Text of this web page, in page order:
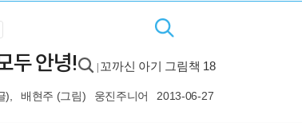
두 안녕! 꼬까신 아기 그림책 18
), 배현주 (그림) 웅진주니어 2013-06-27